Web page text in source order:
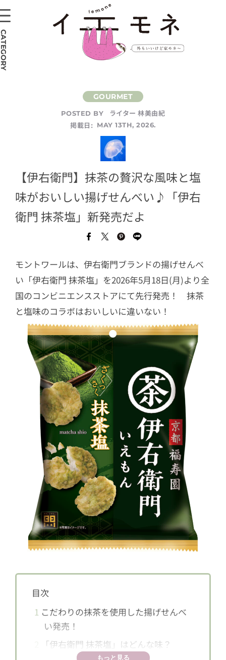
POSTED BY
ライター 林美由紀
掲載日:
MAY 13TH, 2026.
【伊右衛門】抹茶の贅沢な風味と塩
味がおいしい揚げせんべい♪「伊右
衛門 抹茶塩」新発売だよ
モントワールは、伊右衛門ブランドの揚げせんべ
い「伊右衛門 抹茶塩」を2026年5月18日(月)より全
国のコンビニエンスストアにて先行発売！ 抹茶
と塩味のコラボはおいしいに違いない！
目次
1 こだわりの抹茶を使用した揚げせんべ
い発売！
「伊右衛門 抹茶塩」はどんな味？
もっと見る